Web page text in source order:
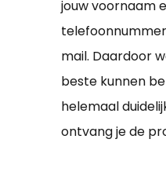
jouw voornaam
mail. Daardoor
beste kunnen
helemaal
ontvang je de